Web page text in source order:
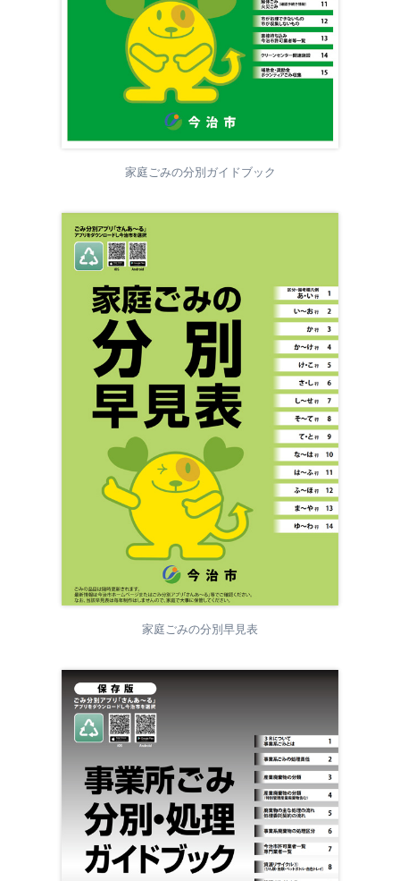
家庭ごみの分別ガイドブック
家庭ごみの分別早見表